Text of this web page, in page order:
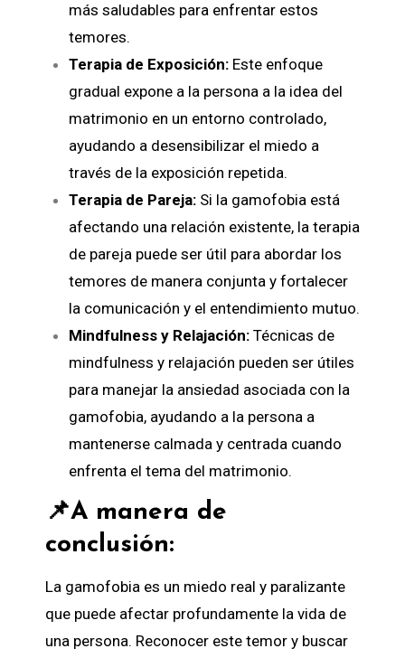
más saludables para enfrentar estos
temores.
Terapia de Exposición: Este enfoque
gradual expone a la persona a la idea del
matrimonio en un entorno controlado,
ayudando a desensibilizar el miedo a
través de la exposición repetida.
Terapia de Pareja: Si la gamofobia está
afectando una relación existente, la terapia
de pareja puede ser útil para abordar los
temores de manera conjunta y fortalecer
la comunicación y el entendimiento mutuo.
Mindfulness y Relajación: Técnicas de
mindfulness y relajación pueden ser útiles
para manejar la ansiedad asociada con la
gamofobia, ayudando a la persona a
mantenerse calmada y centrada cuando
enfrenta el tema del matrimonio.
📌A manera de
conclusión:
La gamofobia es un miedo real y paralizante
que puede afectar profundamente la vida de
una persona. Reconocer este temor y buscar